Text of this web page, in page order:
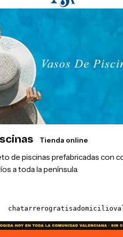
Tienda online
de piscinas prefabricadas con
a toda la península.